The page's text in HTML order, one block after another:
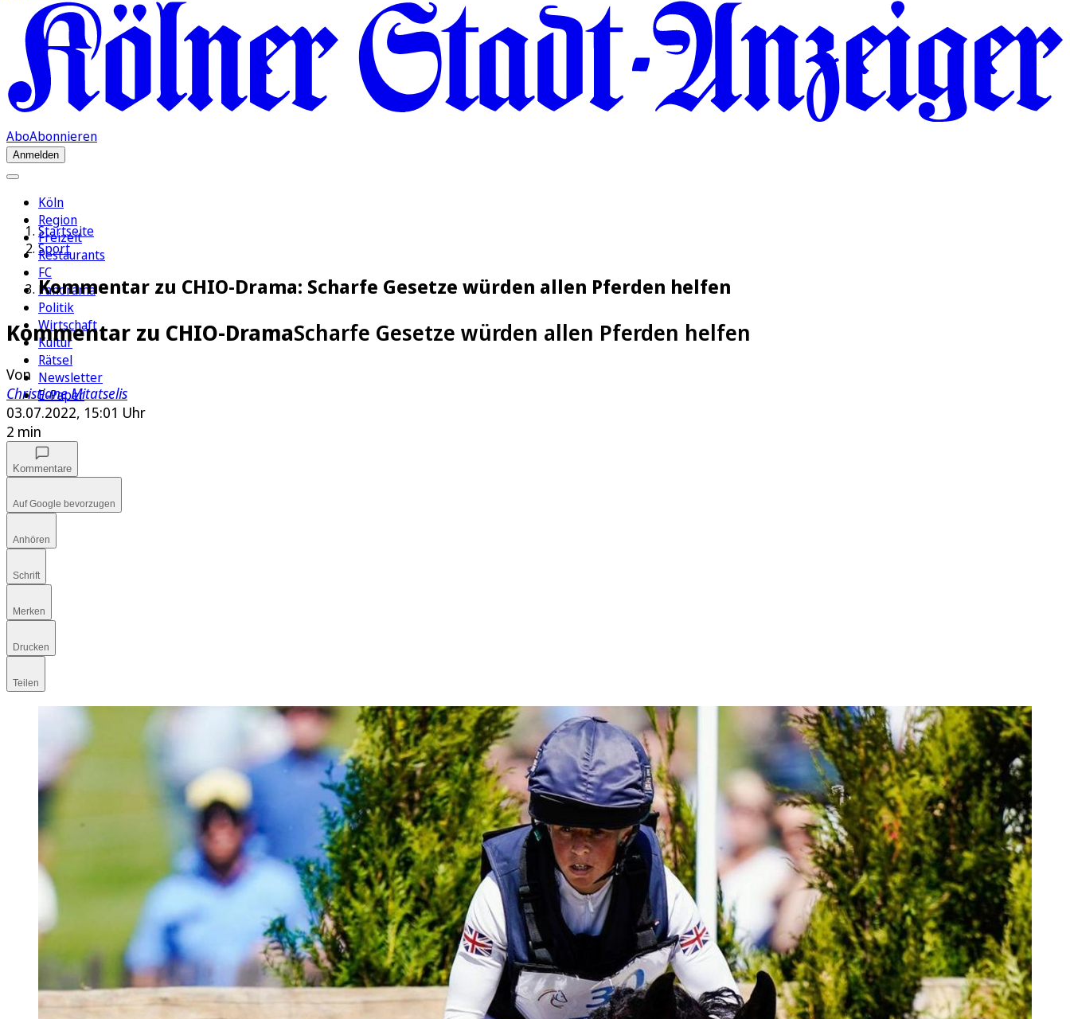
AboAbonnieren
Anmelden
Köln
Region
Freizeit
Restaurants
FC
Panorama
Politik
Wirtschaft
Kultur
Rätsel
Newsletter
E-Paper
Startseite
Sport
Kommentar zu CHIO-Drama: Scharfe Gesetze würden allen Pferden helfen
Kommentar zu CHIO-DramaScharfe Gesetze würden allen Pferden helfen
Von
Christiane Mitatselis
03.07.2022, 15:01 Uhr
2 min
Kommentare
Auf Google bevorzugen
Anhören
Schrift
Merken
Drucken
Teilen